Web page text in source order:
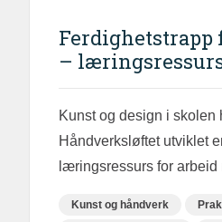
Ferdighetstrapp
–
Kunst og design i skolen
Håndverksløftet utviklet
læringsressurs for arbeid
Kunst og håndverk